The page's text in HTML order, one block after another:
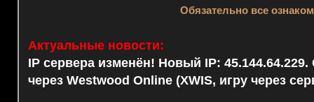
Обязательно все
Актуальные новости:
IP сервера изменён! Новый IP: 45.144.64.229.
через Westwood Online (XWIS, игру через